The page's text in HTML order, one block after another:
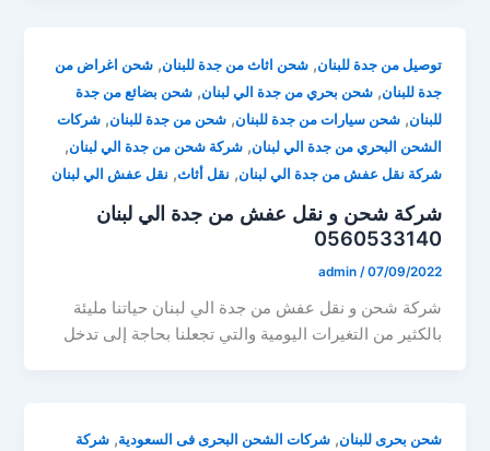
توصيل من جدة للبنان,شحن اثاث من جدة للبنان,شحن اغراض من
جدة للبنان,شحن بحري من جدة الي لبنان,شحن بضائع من جدة
للبنان,شحن سيارات من جدة للبنان,شحن من جدة للبنان,شركات
الشحن البحري من جدة الي لبنان,شركة شحن من جدة الي لبنان,
شركة نقل عفش من جدة الي لبنان, نقل أثاث, نقل عفش الي لبنان
شركة شحن و نقل عفش من جدة الي لبنان
0560533140
admin /07/09/2022
شركة شحن و نقل عفش من جدة الي لبنان حياتنا مليئة
بالكثير من التغيرات اليومية والتي تجعلنا بحاجة إلى تدخل
شحن بحرى للبنان,شركات الشحن البحرى فى السعودية,شركة